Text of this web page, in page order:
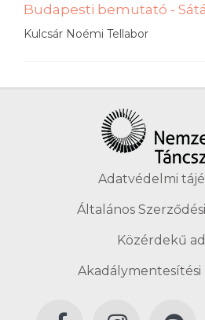
Budapesti bemutató -
Kulcsár Noémi Tellabor
Adatvédelmi
Általános
Közérdekű